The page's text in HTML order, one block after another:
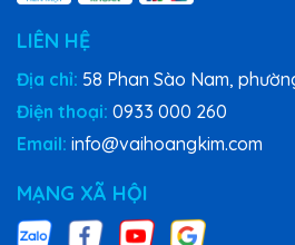
LIÊN HỆ
Địa chỉ: 58 Phan Sào Nam,
Điện thoại: 0933 000 260
Email: info@vaihoangkim.com
MẠNG XÃ HỘI